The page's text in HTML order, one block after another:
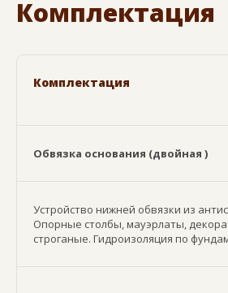
Комплектация
Комплектация
Обвязка основания (двойная )
Устройство нижней обвязки из
Опорные столбы, мауэрлаты,
строганые. Гидроизоляция по